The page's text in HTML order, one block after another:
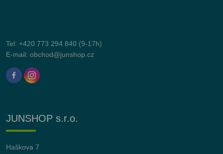
Tel: +420 773 294 840 (9-17h)
E-mail: obchod@junshop.cz
JUNSHOP s.r.o.
Haškova 7